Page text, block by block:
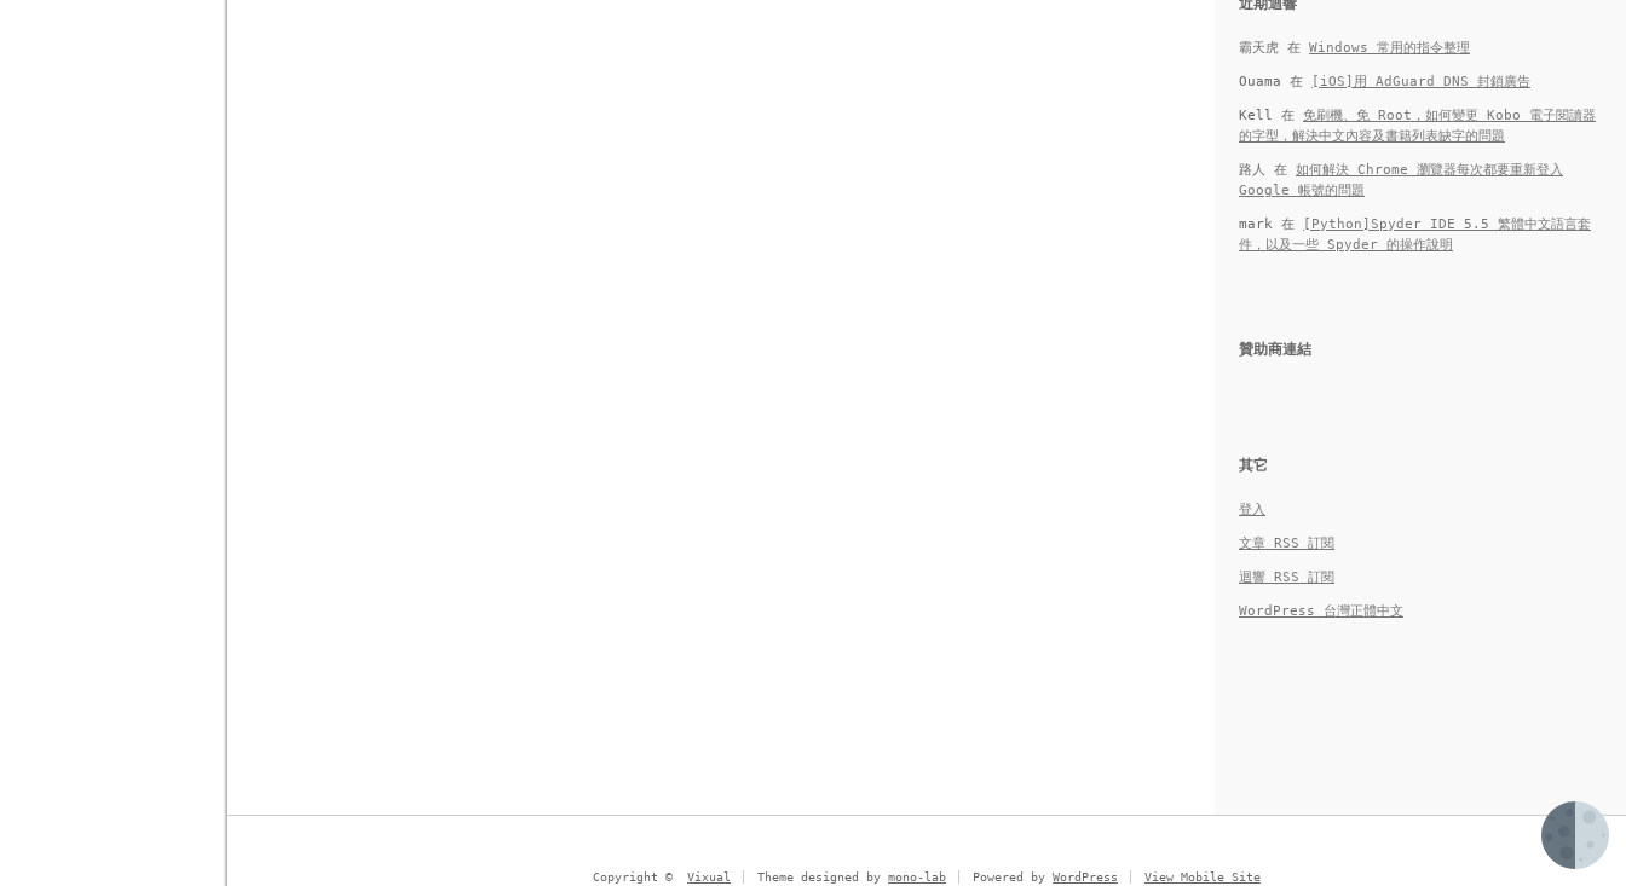
霸天虎 在 Windows 常用的指令整理
Ouama 在 [iOS]用 AdGuard DNS 封鎖廣告
Kell 在 免刷機、免 Root，如何變更 Kobo 電子閱讀器
的字型，解決中文內容及書籍列表缺字的問題
路人 在 如何解決 Chrome 瀏覽器每次都要重新登入
Google 帳號的問題
mark 在
[Python]Spyder IDE 5.5 繁體中文語言套
件，以及一些 Spyder 的操作說明
贊助商連結
其它
登入
文章 RSS 訂閱
迴響 RSS 訂閱
WordPress 台灣正體中文
Copyright ©Vixual Theme designed bymono-lab Powered byWordPress View Mobile Site